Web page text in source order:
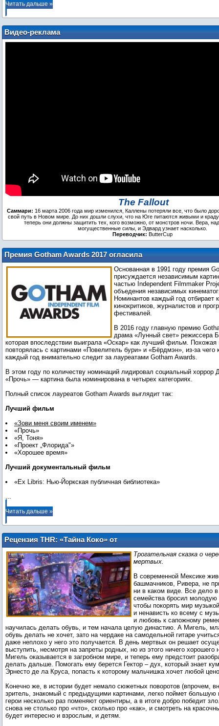
Читать дальше »
Видео-реклама
The Fallout
Саммари: 16 марта 2006 года мир изменился, Каллены потеряли все, что было
свой путь в Новом мире. До них дошли слухи, что на Юге питаются живыми и
теперь они должны защитить тех, кого возможно, от монстров ночи. Вера,
могущественные силы, и Эдвард узнает насколько.
Переводчик: ButterCup
Премия Gotham Awards 2017 огласила
победителей
Основанная в 1991 году премия
присуждается независимым
частью Independent Filmmaker
объедения независимых
Номинантов каждый год отбирает
кинокритиков, журналистов и
фестивалей.
В 2016 году главную премию
драма «Лунный свет» режиссера
которая впоследствии выиграла «Оскар» как лучший фильм. Похожая
повторялась с картинами «Повелитель бури» и «Бёрдмэн», из-за чего
каждый год внимательно следит за лауреатами Gotham Awards.
В этом году по количеству номинаций лидировал социальный хоррор
«Прочь» — картина была номинирована в четырех категориях.
Полный список лауреатов Gotham Awards выглядит так:
Лучший фильм
«Зови меня своим именем»
«Прочь»
«Я, Тоня»
«Проект „Флорида"»
«Хорошее время»
Лучший документальный фильм
...
Читать дальше »
Рецензия THR: «Тайна Коко» от
Disney/Pixar
Трогательная сказка о
мертвых.
В современной Мексике
башмачников, Ривера, не
ни в каком виде. Все дело
семейства бросил
чтобы покорять мир
и ненависть ко всему с
и любовь к сапожному
научилась делать обувь, и тем начала целую династию. А Мигель,
обувь делать не хочет, зато на чердаке на самодельной гитаре
даже неплохо у него это получается. В день мертвых он решает
выступить, несмотря на запреты родных, но из этого ничего хорошего
Мигель оказывается в загробном мире, и теперь ему предстоит
делать дальше. Помогать ему берется Гектор – дух, который знает
Эрнесто де ла Круса, попасть к которому мальчишка хочет любой
Конечно же, в истории будет немало сюжетных поворотов (впрочем,
зритель, знакомый с предыдущими картинами, легко поймет большую
герои несколько раз поменяют ориентиры, а в итоге добро победит
снова не столько про «что», сколько про «как», и смотреть на
будет интересно и взрослым, и детям.